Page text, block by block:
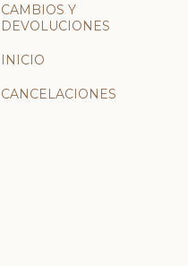
CAMBIOS Y
DEVOLUCIONES
INICIO
CANCELACIONES